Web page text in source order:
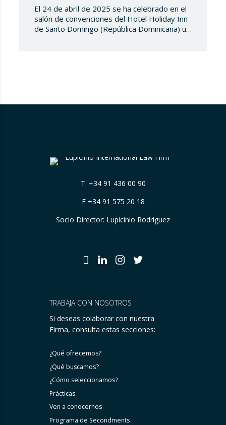
El 24 de abril de 2025 se ha celebrado en el
salón de convenciones del Hotel Holiday Inn
de Santo Domingo (República Dominicana) un
T. +34 91 436 00 90
F +34 91 575 20 18
Socio Director: Lupicinio Rodríguez
TRABAJA CON NOSOTROS
Si deseas colaborar con nuestra
Firma, consulta estas secciones:
¿Qué ofrecemos?
¿Qué buscamos?
¿Cómo seleccionamos?
Prácticas
Ven a conocernos
Programa de Secondments